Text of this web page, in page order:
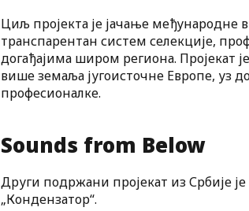
Циљ пројекта је јачање
транспарентан систем селекције,
догађајима широм региона. Пројекат
више земаља југоисточне Европе, уз
професионалке.
Sounds from Below
Други подржани пројекат из Србије је
„Кондензатор“.